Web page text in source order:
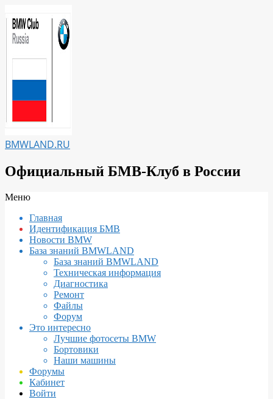
к
содержимому
BMWLAND.RU
Официальный БМВ-Клуб в России
Вторичное
навигации
Меню
Главная
Идентификация БМВ
Новости BMW
База знаний BMWLAND
База знаний BMWLAND
Техническая информация
Диагностика
Ремонт
Файлы
Форум
Это интересно
Лучшие фотосеты BMW
Бортовики
Наши машины
Форумы
Кабинет
Войти